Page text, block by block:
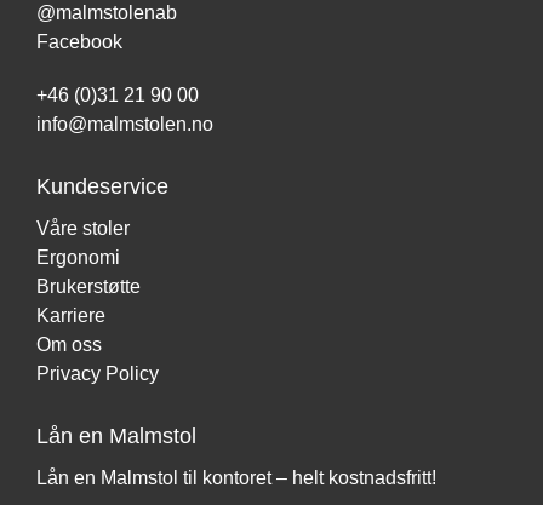
@malmstolenab
Facebook
+46 (0)31 21 90 00
info@malmstolen.no
Kundeservice
Våre stoler
Ergonomi
Brukerstøtte
Karriere
Om oss
Privacy Policy
Lån en Malmstol
Lån en Malmstol til kontoret – helt kostnadsfritt!